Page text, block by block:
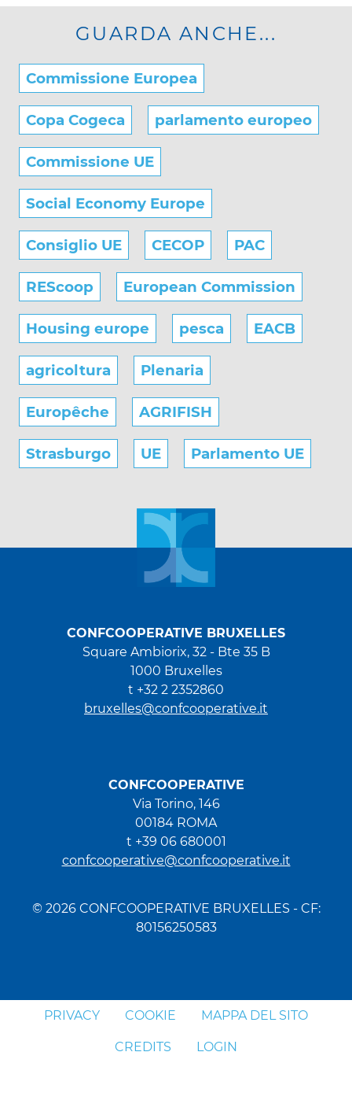
GUARDA ANCHE...
Commissione Europea
Copa Cogeca parlamento europeo
Commissione UE
Social Economy Europe
Consiglio UE CECOP PAC
REScoop European Commission
Housing europe pesca EACB
agricoltura Plenaria
Europêche AGRIFISH
Strasburgo UE Parlamento UE
CONFCOOPERATIVE BRUXELLES
Square Ambiorix, 32 - Bte 35 B
1000 Bruxelles
t +32 2 2352860
bruxelles@confcooperative.it
CONFCOOPERATIVE
Via Torino, 146
00184 ROMA
t +39 06 680001
confcooperative@confcooperative.it
© 2026 CONFCOOPERATIVE BRUXELLES - CF:
80156250583
PRIVACY COOKIE MAPPA DEL SITO
CREDITS LOGIN